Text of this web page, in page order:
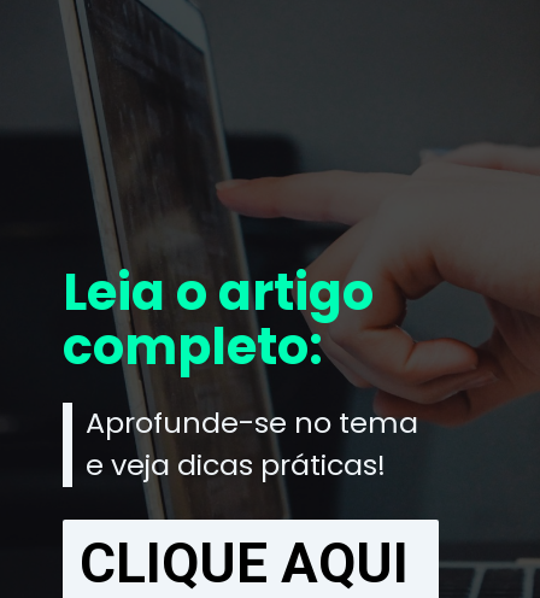
Leia o artigo
completo:
Aprofunde-se no tema
e veja dicas práticas!
CLIQUE AQUI
CLIQUE AQUI